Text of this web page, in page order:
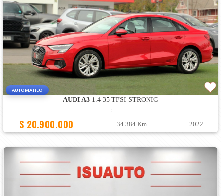
AUTOMATICO
AUDI A3 1.4 35 TFSI STRONIC
:
$ 20.900.000 34.384 Km 2022